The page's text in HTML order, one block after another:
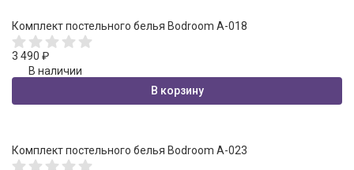
Комплект постельного белья Bodroom A-018
3 490 ₽
В наличии
В корзину
Комплект постельного белья Bodroom A-023